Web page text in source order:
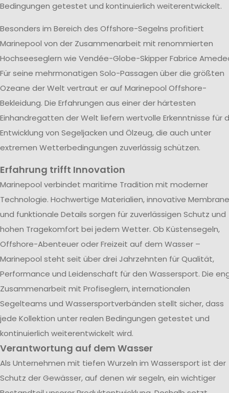
Bedingungen getestet und kontinuierlich weiterentwickelt.
Besonders im Bereich des Offshore-Segelns profitiert
Marinepool von der Zusammenarbeit mit renommierten
Hochseeseglern wie Vendée-Globe-Skipper Fabrice
Für seine mehrmonatigen Solo-Passagen über die größten
Ozeane der Welt vertraut er auf Marinepool Offshore-
Bekleidung. Die Erfahrungen aus einer der härtesten
Einhandregatten der Welt liefern wertvolle Erkenntnisse für
Entwicklung von Segeljacken und Ölzeug, die auch unter
extremen Wetterbedingungen zuverlässig schützen.
Erfahrung trifft Innovation
Marinepool verbindet maritime Tradition mit moderner
Technologie. Hochwertige Materialien, innovative
und funktionale Details sorgen für zuverlässigen Schutz und
hohen Tragekomfort bei jedem Wetter. Ob Küstensegeln,
Offshore-Abenteuer oder Freizeit auf dem Wasser –
Marinepool steht seit über drei Jahrzehnten für Qualität,
Performance und Leidenschaft für den Wassersport. Die
Zusammenarbeit mit Profiseglern, internationalen
Segelteams und Wassersportverbänden stellt sicher, dass
jede Kollektion unter realen Bedingungen getestet und
kontinuierlich weiterentwickelt wird.
Verantwortung auf dem Wasser
Als Unternehmen mit tiefen Wurzeln im Wassersport ist der
Schutz der Gewässer, auf denen wir segeln, ein wichtiger